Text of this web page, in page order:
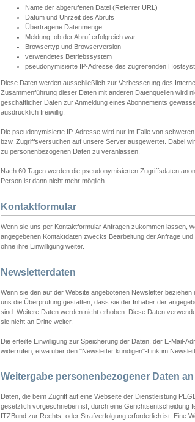
Name der abgerufenen Datei (Referrer URL)
Datum und Uhrzeit des Abrufs
Übertragene Datenmenge
Meldung, ob der Abruf erfolgreich war
Browsertyp und Browserversion
verwendetes Betriebssystem
pseudonymisierte IP-Adresse des zugreifenden
Diese Daten werden ausschließlich zur Verbesserung des
Zusammenführung dieser Daten mit anderen Datenquellen wird
geschäftlicher Daten zur Anmeldung eines Abonnements
ausdrücklich freiwillig.
Die pseudonymisierte IP-Adresse wird nur im Falle von
bzw. Zugriffsversuchen auf unsere Server ausgewertet. Dabei
zu personenbezogenen Daten zu veranlassen.
Nach 60 Tagen werden die pseudonymisierten Zugriffsdaten
Person ist dann nicht mehr möglich.
Kontaktformular
Wenn sie uns per Kontaktformular Anfragen zukommen lassen,
angegebenen Kontaktdaten zwecks Bearbeitung der Anfrage
ohne ihre Einwilligung weiter.
Newsletterdaten
Wenn sie den auf der Website angebotenen Newsletter
uns die Überprüfung gestatten, dass sie der Inhaber der
sind. Weitere Daten werden nicht erhoben. Diese Daten
sie nicht an Dritte weiter.
Die erteilte Einwilligung zur Speicherung der Daten, der E-Mail-
widerrufen, etwa über den "Newsletter kündigen"-Link im
Weitergabe personenbezogener Daten
Daten, die beim Zugriff auf eine Webseite der Dienstleistung
gesetzlich vorgeschrieben ist, durch eine Gerichtsentscheidung
ITZBund zur Rechts- oder Strafverfolgung erforderlich ist. Eine